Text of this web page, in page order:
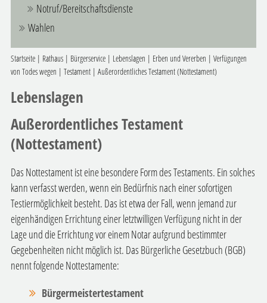
Notruf/Bereitschaftsdienste
Wahlen
Startseite| Rathaus| Bürgerservice| Lebenslagen | Erben und Vererben | Verfügungen
von Todes wegen | Testament| Außerordentliches Testament (Nottestament)
Lebenslagen
Außerordentliches Testament
(Nottestament)
Das Nottestament ist eine besondere Form des Testaments. Ein solches
kann verfasst werden, wenn ein Bedürfnis nach einer sofortigen
Testiermöglichkeit besteht. Das ist etwa der Fall, wenn jemand zur
eigenhändigen Errichtung einer letztwilligen Verfügung nicht in der
Lage und die Errichtung vor einem Notar aufgrund bestimmter
Gegebenheiten nicht möglich ist. Das Bürgerliche Gesetzbuch (BGB)
nennt folgende Nottestamente:
Bürgermeistertestament